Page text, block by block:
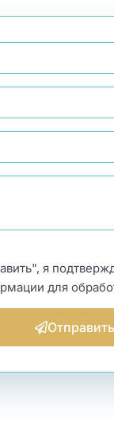
я
для
Отправить